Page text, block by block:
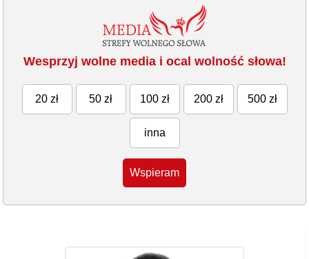
Wesprzyj wolne media i ocal wolność słowa!
20 zł 50 zł 100 zł 200 zł 500 zł
inna
Wspieram